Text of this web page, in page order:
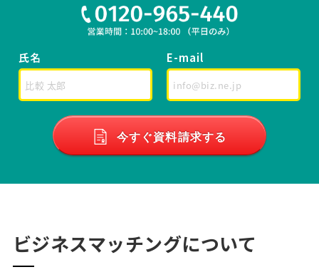
氏名 E-mail
今すぐ資料請求する
ビジネスマッチングについて